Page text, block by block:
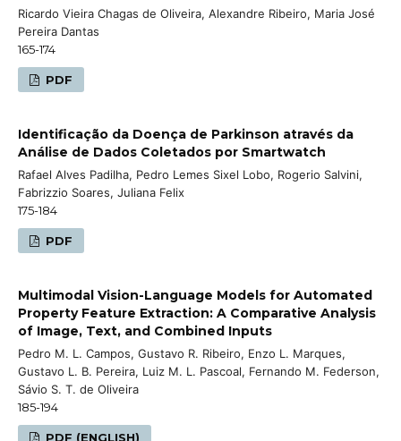
Ricardo Vieira Chagas de Oliveira, Alexandre Ribeiro, Maria José
Pereira Dantas
165-174
PDF
Identificação da Doença de Parkinson através da
Análise de Dados Coletados por Smartwatch
Rafael Alves Padilha, Pedro Lemes Sixel Lobo, Rogerio Salvini,
Fabrizzio Soares, Juliana Felix
175-184
PDF
Multimodal Vision-Language Models for Automated
Property Feature Extraction: A Comparative Analysis
of Image, Text, and Combined Inputs
Pedro M. L. Campos, Gustavo R. Ribeiro, Enzo L. Marques,
Gustavo L. B. Pereira, Luiz M. L. Pascoal, Fernando M. Federson,
Sávio S. T. de Oliveira
185-194
PDF (ENGLISH)